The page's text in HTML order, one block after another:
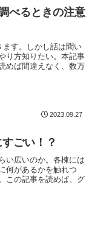
べるときの注意
す。しかし話は聞い
り方知りたい。本記事
めば間違えなく、数万
2023.09.27
ごい！？
い広いのか。各棟には
何があるかを触れつ
この記事を読めば、グ